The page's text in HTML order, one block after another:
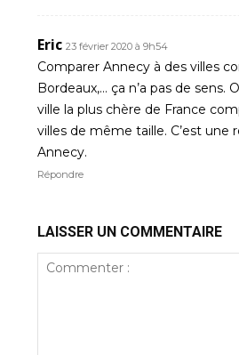
Eric 23 février 2020 à 9h54
Comparer Annecy à des villes
Bordeaux,… ça n’a pas de sens.
ville la plus chère de France
villes de même taille. C’est une
Annecy.
Répondre
LAISSER UN COMMENTAIRE